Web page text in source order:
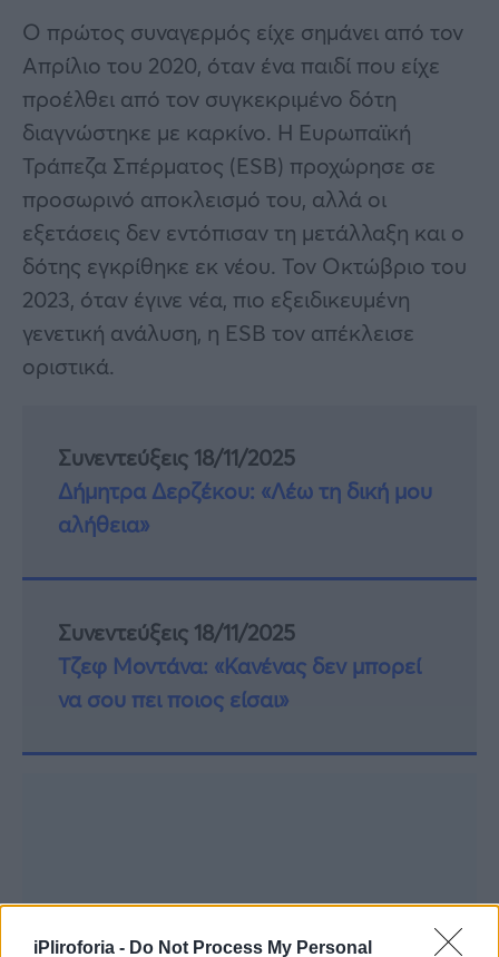
iPliroforia - Do Not Process My Personal
Ο πρώτος συναγερμός είχε σημάνει από τον
Απρίλιο του 2020, όταν ένα παιδί που είχε
προέλθει από τον συγκεκριμένο δότη
διαγνώστηκε με καρκίνο. Η Ευρωπαϊκή
Τράπεζα Σπέρματος (ESB) προχώρησε σε
προσωρινό αποκλεισμό του, αλλά οι
εξετάσεις δεν εντόπισαν τη μετάλλαξη και ο
δότης εγκρίθηκε εκ νέου. Τον Οκτώβριο του
2023, όταν έγινε νέα, πιο εξειδικευμένη
γενετική ανάλυση, η ESB τον απέκλεισε
οριστικά.
Συνεντεύξεις 18/11/2025
Δήμητρα Δερζέκου: «Λέω τη δική μου
αλήθεια»
Συνεντεύξεις 18/11/2025
Τζεφ Μοντάνα: «Κανένας δεν μπορεί
να σου πει ποιος είσαι»